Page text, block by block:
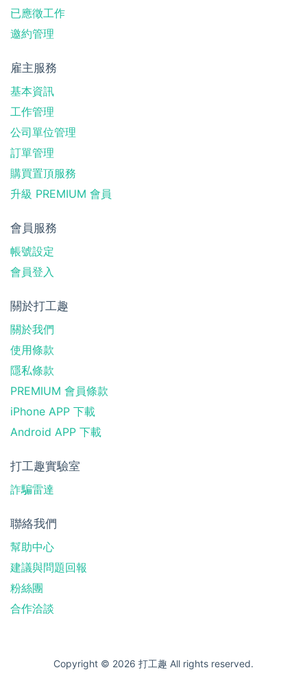
已應徵工作
邀約管理
雇主服務
基本資訊
工作管理
公司單位管理
訂單管理
購買置頂服務
升級 PREMIUM 會員
會員服務
帳號設定
會員登入
關於打工趣
關於我們
使用條款
隱私條款
PREMIUM 會員條款
iPhone APP 下載
Android APP 下載
打工趣實驗室
詐騙雷達
聯絡我們
幫助中心
建議與問題回報
粉絲團
合作洽談
Copyright © 2026 打工趣 All rights reserved.